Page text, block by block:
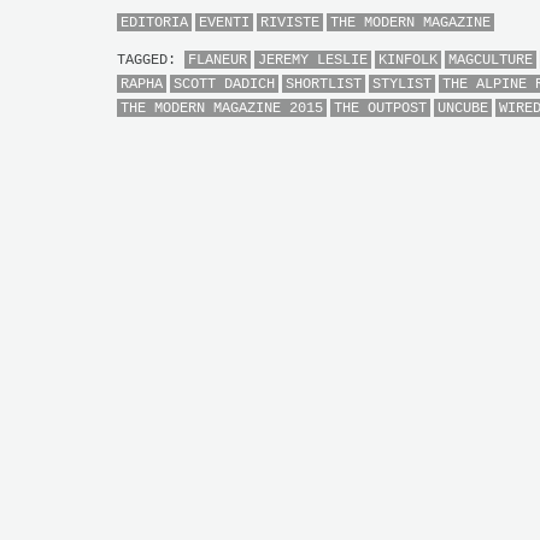
EDITORIA EVENTI RIVISTE THE MODERN MAGAZINE
TAGGED: FLANEUR JEREMY LESLIE KINFOLK MAGCULTURE
RAPHA
SCOTT DADICH SHORTLIST STYLIST THE ALPINE
THE MODERN MAGAZINE 2015
THE OUTPOST UNCUBE